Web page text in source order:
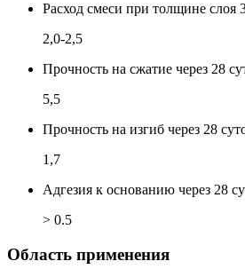
Расход смеси при толщине слоя
2,0-2,5
Прочность на сжатие через 28
5,5
Прочность на изгиб через 28
1,7
Адгезия к основанию через 28
> 0.5
Область применения